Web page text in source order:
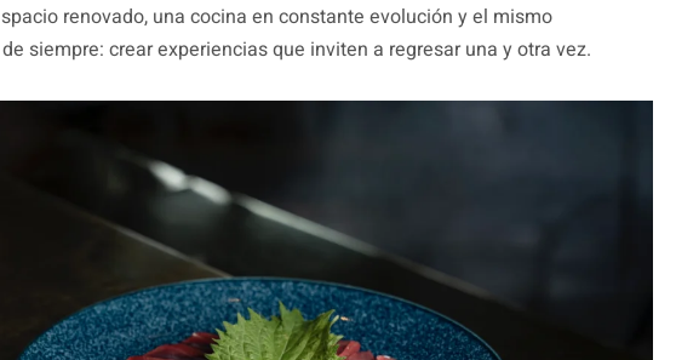
renovado, una cocina en constante evolución y el mismo
siempre: crear experiencias que inviten a regresar una y otra vez.